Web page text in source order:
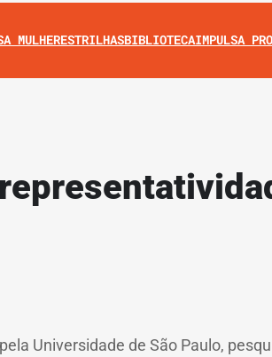
MULHERESTRILHASBIBLIOTECAIMPULSA PRO
Universidade de São Paulo,